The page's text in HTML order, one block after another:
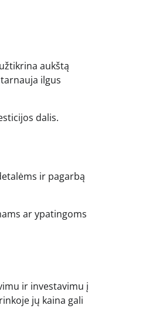
aukštą
ilgus
dalis.
ir pagarbą
ar ypatingoms
ir investavimu į
jų kaina gali